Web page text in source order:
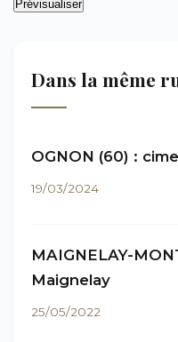
Dans la même
OGNON (60) :
19/03/2024
MAIGNELAY-
Maignelay
25/05/2022